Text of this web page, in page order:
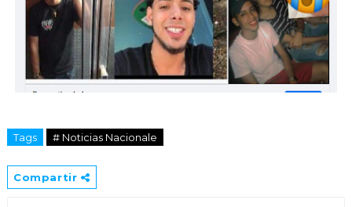
Tags # Noticias Nacionale
Compartir